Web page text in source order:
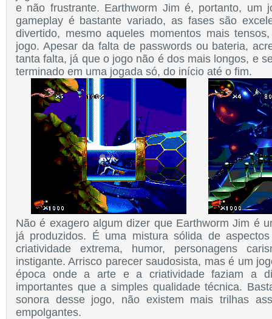
e não frustrante. Earthworm Jim é, portanto, um
gameplay é bastante variado, as fases são
divertido, mesmo aqueles momentos mais
jogo. Apesar da falta de passwords ou bateria,
tanta falta, já que o jogo não é dos mais longos, e
terminado em uma jogada só, do início até o fim.
Não é exagero algum dizer que Earthworm Jim é
já produzidos. É uma mistura sólida de
criatividade extrema, humor, personagens
instigante. Arrisco parecer saudosista, mas é um
época onde a arte e a criatividade faziam a
importantes que a simples qualidade técnica.
sonora desse jogo, não existem mais trilhas
empolgantes.